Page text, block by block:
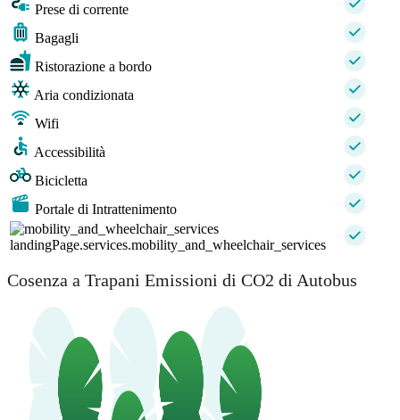
Prese di corrente
Bagagli
Ristorazione a bordo
Aria condizionata
Wifi
Accessibilità
Bicicletta
Portale di Intrattenimento
landingPage.services.mobility_and_wheelchair_services
Cosenza a Trapani Emissioni di CO2 di Autobus